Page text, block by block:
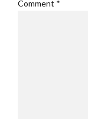
Comment *